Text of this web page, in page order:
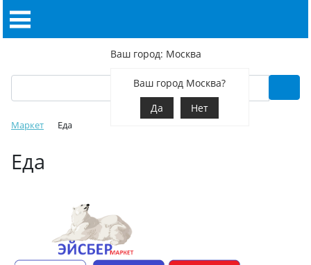
Ваш город: Москва
Ваш город Москва?
Да
Нет
Маркет Еда
Еда